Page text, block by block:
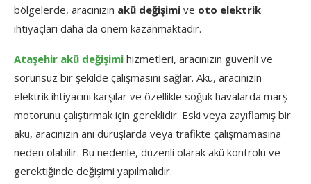
bölgelerde, aracınızın akü değişimi ve oto elektrik
ihtiyaçları daha da önem kazanmaktadır.
Ataşehir akü değişimi hizmetleri, aracınızın güvenli ve
sorunsuz bir şekilde çalışmasını sağlar. Akü, aracınızın
elektrik ihtiyacını karşılar ve özellikle soğuk havalarda marş
motorunu çalıştırmak için gereklidir. Eski veya zayıflamış bir
akü, aracınızın ani duruşlarda veya trafikte çalışmamasına
neden olabilir. Bu nedenle, düzenli olarak akü kontrolü ve
gerektiğinde değişimi yapılmalıdır.